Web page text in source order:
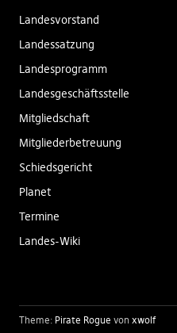
Landesvorstand
Landessatzung
Landesprogramm
Landesgeschäftsstelle
Mitgliedschaft
Mitgliederbetreuung
Schiedsgericht
Planet
Termine
Landes-Wiki
Theme: Pirate Rogue von xwolf